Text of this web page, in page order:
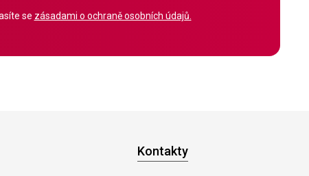
se zásadami o ochraně osobních údajů.
Kontakty